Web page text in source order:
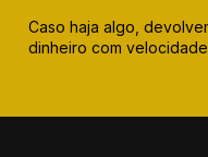
Caso haja algo,
dinheiro com velocidade